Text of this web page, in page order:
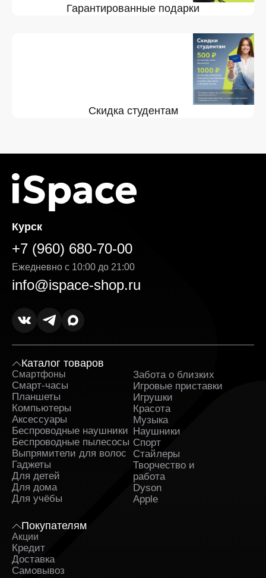
Гарантированные подарки
Скидка студентам
Курск
+7 (960) 680-70-00
Ежедневно с 10:00 до 21:00
info@ispace-shop.ru
Каталог товаров
Смартфоны
Смарт-часы
Планшеты
Компьютеры
Аксессуары
Беспроводные наушники
Беспроводные пылесосы
Выпрямители для волос
Гаджеты
Для детей
Для дома
Для учёбы
Забота о близких
Игровые приставки
Игрушки
Красота
Музыка
Наушники
Спорт
Стайлеры
Творчество и
работа
Dyson
Apple
Покупателям
Акции
Кредит
Доставка
Самовывоз